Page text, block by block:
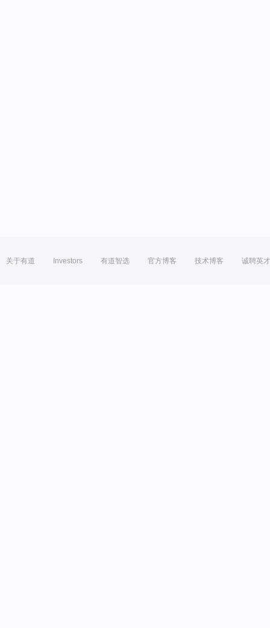
关于有道 Investors 有道智选 官方博客 技术博客 诚聘英才